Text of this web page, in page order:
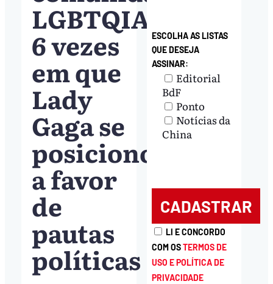
LGBTQIAPN+:
6 vezes
em que
Lady
Gaga se
posicionou
a favor
de
pautas
políticas
ESCOLHA AS LISTAS
QUE DESEJA
ASSINAR:
Editorial
BdF
Ponto
Notícias da
China
LI E CONCORDO
COM OSTERMOS DE
USO E POLÍTICA DE
PRIVACIDADE